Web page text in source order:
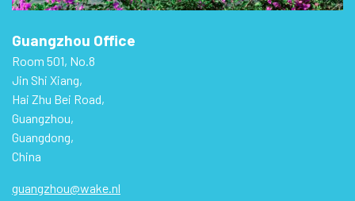
Guangzhou Office
Room 501, No.8
Jin Shi Xiang,
Hai Zhu Bei Road,
Guangzhou,
Guangdong,
China
guangzhou@wake.nl